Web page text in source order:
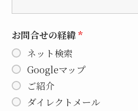
お問合せの経緯*
ネット検索
Googleマップ
ご紹介
ダイレクトメール